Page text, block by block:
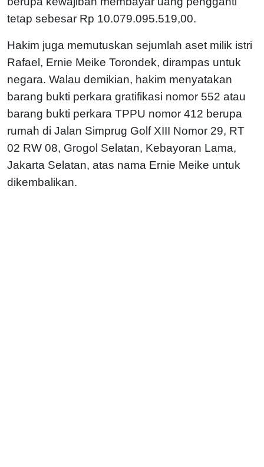
tetap sebesar Rp 10.079.095.519,00.
Hakim juga memutuskan sejumlah aset milik istri
Rafael, Ernie Meike Torondek, dirampas untuk
negara. Walau demikian, hakim menyatakan
barang bukti perkara gratifikasi nomor 552 atau
barang bukti perkara TPPU nomor 412 berupa
rumah di Jalan Simprug Golf XIII Nomor 29, RT
02 RW 08, Grogol Selatan, Kebayoran Lama,
Jakarta Selatan, atas nama Ernie Meike untuk
dikembalikan.